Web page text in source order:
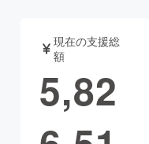
音楽
ゲーム・サ
現在の支援総
額
5,82